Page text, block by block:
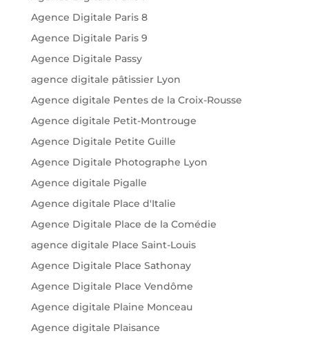
Agence Digitale Paris 8
Agence Digitale Paris 9
Agence Digitale Passy
agence digitale pâtissier Lyon
Agence digitale Pentes de la Croix-Rousse
Agence digitale Petit-Montrouge
Agence Digitale Petite Guille
Agence Digitale Photographe Lyon
Agence digitale Pigalle
Agence digitale Place d'Italie
Agence Digitale Place de la Comédie
agence digitale Place Saint-Louis
Agence Digitale Place Sathonay
Agence Digitale Place Vendôme
Agence digitale Plaine Monceau
Agence digitale Plaisance